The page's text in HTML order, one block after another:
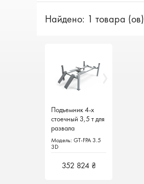
Найдено: 1 товара (ов)
Подъемник 4-х
стоечный 3,5 т для
развала
схождения GT-FPA
3.5 3D Galta
Модель: GT-FPA 3.5
3D
352 824 ₴
Подъемник 4-х
стоечный 3,5 т для
развала
схождения GT-FPA
3.5 3D Galta
Модель: GT-FPA 3.5
3D
352 824 ₴